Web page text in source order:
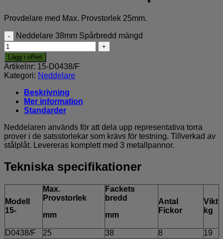
Provdelare med Max. Provstorlek 25mm.
Neddelare 38mm Spårbredd mängd
Lägg i offert
Artikelnr: 15-D0438/F
Kategori: Neddelare
Beskrivning
Mer information
Standarder
Neddelaren används för att dela upp representativa torra
prover i de satsstorlekar som krävs för testning. Tillverkad av
stålplåt. Levereras komplett med 3 metallpannor.
Tekniska specifikationer
Modell
15-
Max.
Provstorlek
mm
Fackets
bredd
mm
Antal
Fickor
Vikt
kg
D0438/F 25 38 8
19